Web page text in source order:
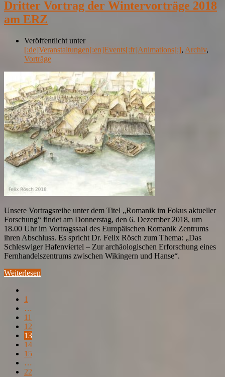
Dritter Vortrag der Wintervorträge 2018
am ERZ
Veröffentlicht unter
[:de]Veranstaltungen[:en]Events[:fr]Animations[:], Archiv,
Vorträge
Unsere Vortragsreihe unter dem Titel „Romanik im Fokus aktueller
Forschung“ findet am Donnerstag, den 6. Dezember 2018, um
18.00 Uhr im Vortragssaal des Europäischen Romanik Zentrums
ihren Abschluss. Es spricht Dr. Felix Rösch zum Thema: „Das
Schleswiger Hafenviertel – Zur archäologischen Erforschung eines
Fernhandelszentrums zwischen Wikingern und Hanse“.
Weiterlesen
1
…
11
12
13
14
15
…
22